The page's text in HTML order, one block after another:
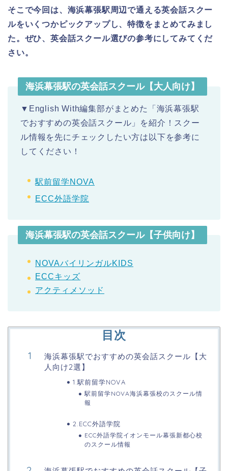
そこで今回は、海浜幕張駅周辺で通える英会話スクー
ルをいくつかピックアップし、特徴をまとめてみまし
た。ぜひ、英会話スクール選びの参考にしてみてくだ
さい。
海浜幕張駅の英会話スクール【大人向け】
▼English With編集部がまとめた「海浜幕張駅
でおすすめの英会話スクール」を紹介！スクー
ル情報を先にチェックしたい方は以下を参考に
してください！
駅前留学NOVA
ECC外語学院
海浜幕張駅の英会話スクール【子供向け】
NOVAバイリンガルKIDS
ECCキッズ
アクティメソッド
目次
海浜幕張駅でおすすめの英会話スクール【大
人向け2選】
1.駅前留学NOVA
駅前留学NOVA海浜幕張校のスクール情
報
2.ECC外語学院
ECC外語学院イオンモール幕張新都心校
のスクール情報